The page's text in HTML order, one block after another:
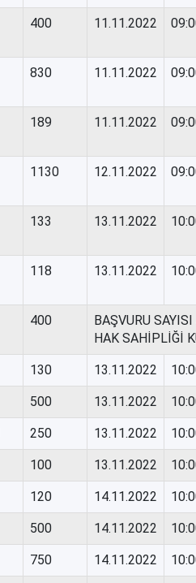
400 11.11.2022
830 11.11.2022
189 11.11.2022
1130 12.11.2022
133 13.11.2022
118 13.11.2022
400
BAŞVURU SAYISI
HAK SAHİPLİĞİ
130 13.11.2022
500 13.11.2022
250 13.11.2022
100 13.11.2022
120 14.11.2022
500 14.11.2022
750 14.11.2022